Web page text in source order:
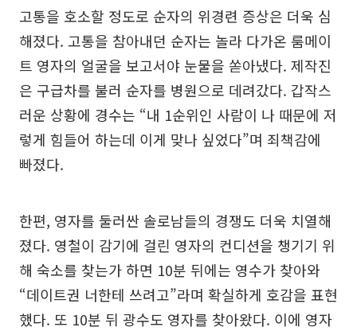
고통을 호소할 정도로 순자의 위경련 증상은 더욱 심
해졌다. 고통을 참아내던 순자는 놀라 다가온 룸메이
트 영자의 얼굴을 보고서야 눈물을 쏟아냈다. 제작진
은 구급차를 불러 순자를 병원으로 데려갔다. 갑작스
러운 상황에 경수는 “내 1순위인 사람이 나 때문에 저
렇게 힘들어 하는데 이게 맞나 싶었다”며 죄책감에
빠졌다.
한편, 영자를 둘러싼 솔로남들의 경쟁도 더욱 치열해
졌다. 영철이 감기에 걸린 영자의 컨디션을 챙기기 위
해 숙소를 찾는가 하면 10분 뒤에는 영수가 찾아와
“데이트권 너한테 쓰려고”라며 확실하게 호감을 표현
했다. 또 10분 뒤 광수도 영자를 찾아왔다. 이에 영자